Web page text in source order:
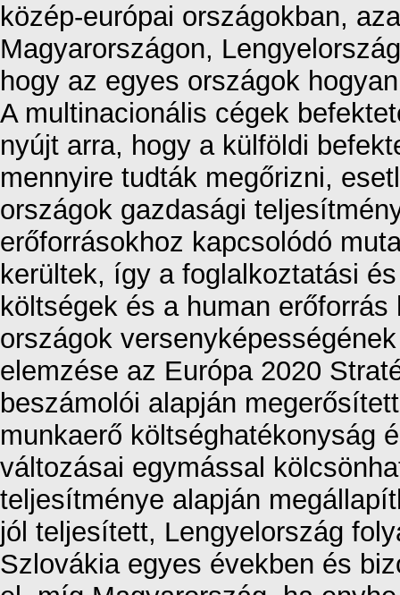
közép-európai országokban,
Magyarországon,
hogy az egyes országok
A multinacionális cégek
nyújt arra, hogy a külföldi
mennyire tudták megőrizni,
országok gazdasági
erőforrásokhoz kapcsolódó
kerültek, így a foglalkoztatási
költségek és a human
országok
elemzése az Európa 2020
beszámolói alapján
munkaerő költséghatékonyság
változásai egymással
teljesítménye alapján
jól teljesített, Lengyelország
Szlovákia egyes években és